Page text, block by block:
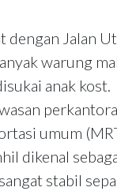
dengan Jalan
warung
anak kost.
umum
dikenal
stabil